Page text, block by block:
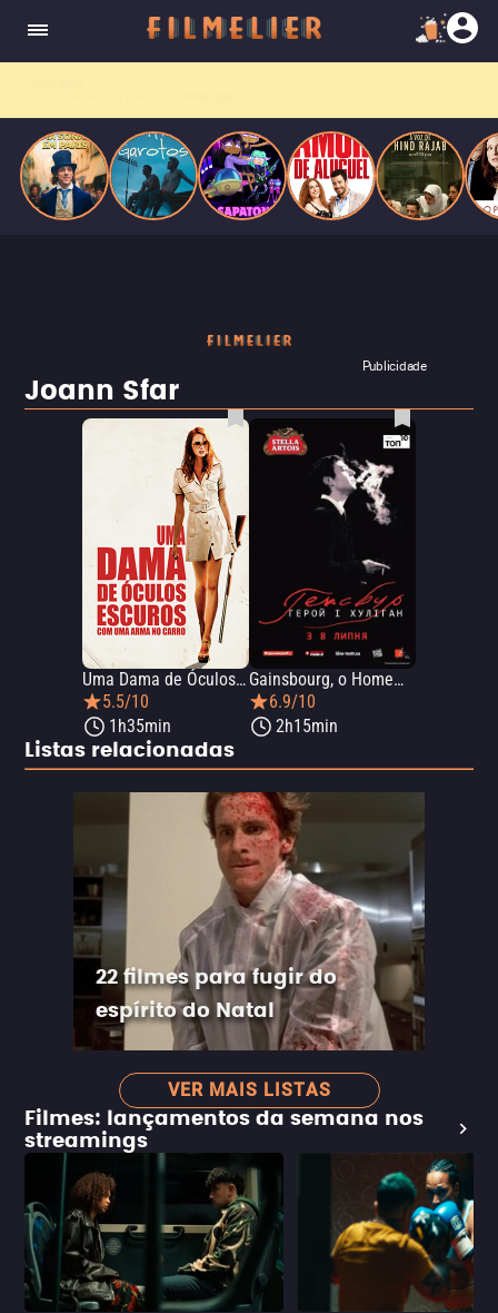
Publicidade
Joann Sfar
Uma Dama de Óculos Escuros com Uma Arma no Carro
5.5/10
1h35min
Gainsbourg, o Homem que Amava as Mulheres
6.9/10
2h15min
Listas relacionadas
22 filmes para fugir do
espírito do Natal
VER MAIS LISTAS
Filmes: lançamentos da semana nos
streamings
Paris
obras-primas, participa de festas e busca romance